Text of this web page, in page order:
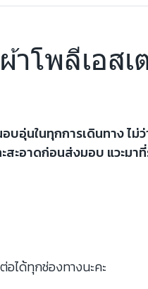
าโพลีเอสเ
อุ่นในทุกการเดินทาง ไม่
อาดก่อนส่งมอบ แวะมาที่
ได้ทุกช่องทางนะคะ